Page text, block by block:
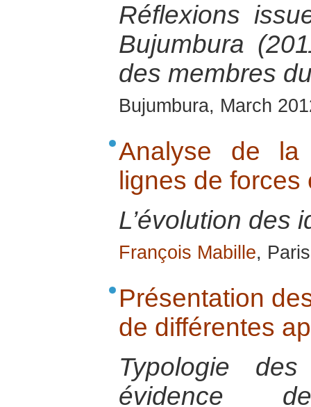
Réflexions
Bujumbura
des membres
Bujumbura, March
Analyse de
lignes de
L’évolution des
François Mabille,
Présentation
de différentes
Typologie
évidence